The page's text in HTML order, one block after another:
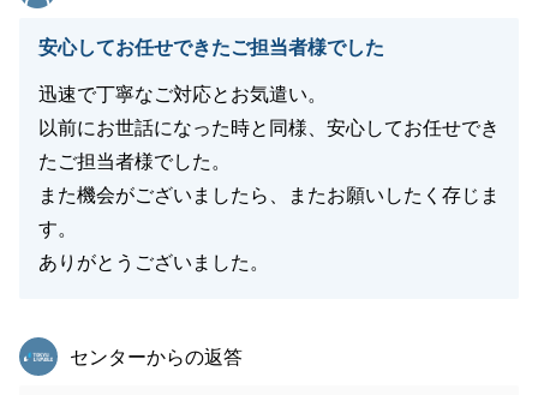
安心してお任せできたご担当者様でした
迅速で丁寧なご対応とお気遣い。
以前にお世話になった時と同様、安心してお任せでき
たご担当者様でした。
また機会がございましたら、またお願いしたく存じま
す。
ありがとうございました。
東急リバブル
センターからの返答